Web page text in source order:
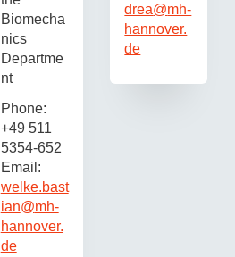
Biomecha
nics
Departme
nt
Phone:
+49 511
5354-652
Email:
welke.bast
ian@mh-
hannover.
de
drea@mh-
hannover.
de